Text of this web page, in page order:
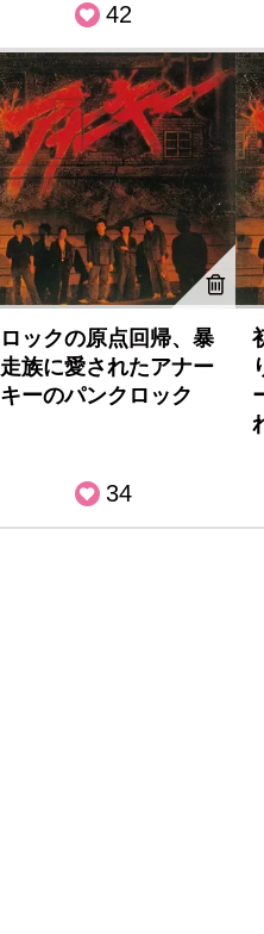
42
ロックの原点回帰、暴
走族に愛されたアナー
キーのパンクロック
34